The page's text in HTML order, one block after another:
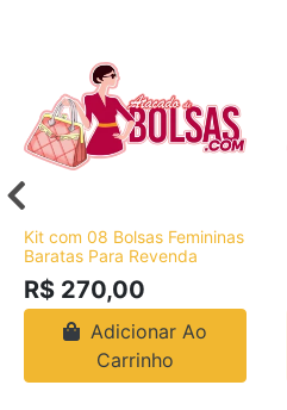
Kit com 08 Bolsas Femininas
Baratas Para Revenda
R$ 270,00
Adicionar Ao
Carrinho